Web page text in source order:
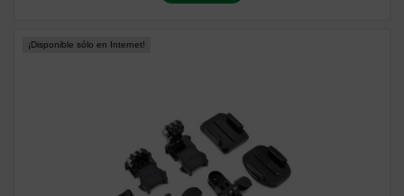
¡Disponible sólo en Internet!